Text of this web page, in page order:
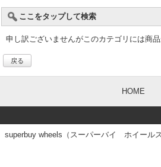
ここをタップして検索
申し訳ございませんがこのカテゴリには商
戻る
HOME
superbuy wheels（スーパーバイ ホイールス